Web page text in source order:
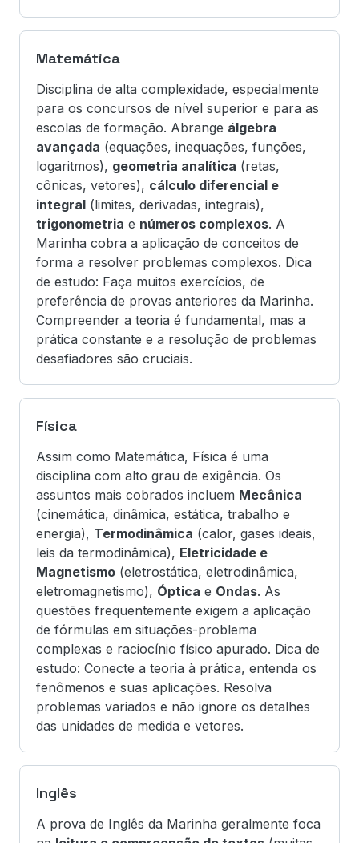
Matemática
Disciplina de alta complexidade, especialmente
para os concursos de nível superior e para as
escolas de formação. Abrange álgebra
avançada (equações, inequações, funções,
logaritmos), geometria analítica (retas,
cônicas, vetores), cálculo diferencial e
integral (limites, derivadas, integrais),
trigonometria e números complexos. A
Marinha cobra a aplicação de conceitos de
forma a resolver problemas complexos. Dica
de estudo: Faça muitos exercícios, de
preferência de provas anteriores da Marinha.
Compreender a teoria é fundamental, mas a
prática constante e a resolução de problemas
desafiadores são cruciais.
Física
Assim como Matemática, Física é uma
disciplina com alto grau de exigência. Os
assuntos mais cobrados incluem Mecânica
(cinemática, dinâmica, estática, trabalho e
energia), Termodinâmica (calor, gases ideais,
leis da termodinâmica), Eletricidade e
Magnetismo (eletrostática, eletrodinâmica,
eletromagnetismo), Óptica e Ondas. As
questões frequentemente exigem a aplicação
de fórmulas em situações-problema
complexas e raciocínio físico apurado. Dica de
estudo: Conecte a teoria à prática, entenda os
fenômenos e suas aplicações. Resolva
problemas variados e não ignore os detalhes
das unidades de medida e vetores.
Inglês
A prova de Inglês da Marinha geralmente foca